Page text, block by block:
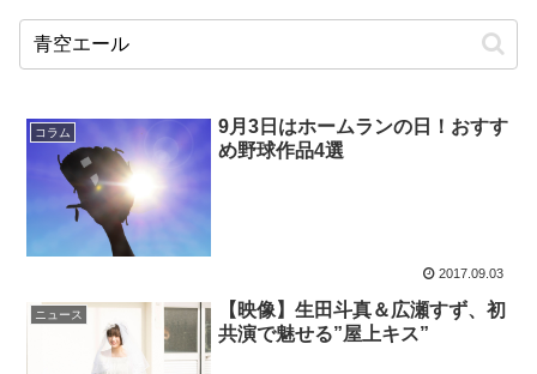
コラム
9月3日はホームランの日！おすす
め野球作品4選
2017.09.03
ニュース
【映像】生田斗真＆広瀬すず、初
共演で魅せる”屋上キス”